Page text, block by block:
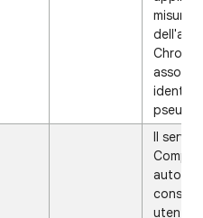
misura
dell'app
Il
utenti di